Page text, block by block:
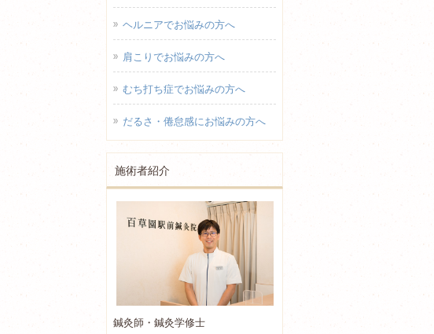
ヘルニアでお悩みの方へ
肩こりでお悩みの方へ
むち打ち症でお悩みの方へ
だるさ・倦怠感にお悩みの方へ
施術者紹介
鍼灸師・鍼灸学修士